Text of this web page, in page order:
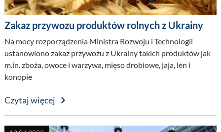
Zakaz przywozu produktów rolnych z Ukrainy
Na mocy rozporządzenia Ministra Rozwoju i Technologii
ustanowiono zakaz przywozu z Ukrainy takich produktów jak
m.in. zboża, owoce i warzywa, mięso drobiowe, jaja, len i
konopie
Czytaj więcej